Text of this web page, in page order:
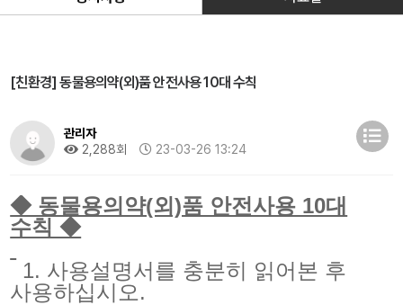
[친환경] 동물용의약(외)품 안전사용 10대 수칙
관리자
2,288회
23-03-26 13:24
◆ 동물용의약(외)품 안전사용 10대
수칙 ◆
1. 사용설명서를 충분히 읽어본 후
사용하십시오.